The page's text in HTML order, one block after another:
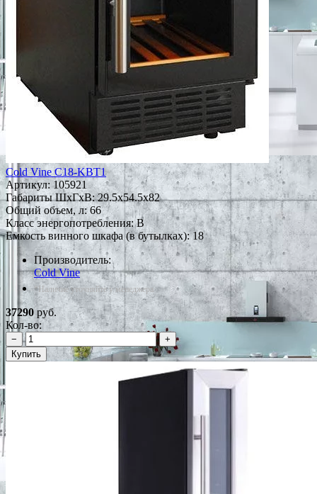
Cold Vine C18-KBT1
Артикул: 105921
Габариты ШxГxВ: 29.5x54.5x82
Общий объем, л: 66
Класс энергопотребления: B
Емкость винного шкафа (в бутылках): 18
Производитель:
Cold Vine
*Наличие уточняйте у менеджера
37290руб.
Кол-во:
−
+
Купить